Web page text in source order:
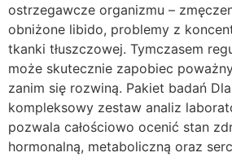
ostrzegawcze organizmu –
obniżone libido, problemy z
tkanki tłuszczowej. Tymczasem
może skutecznie zapobiec
zanim się rozwiną. Pakiet badań
kompleksowy zestaw analiz
pozwala całościowo ocenić stan
hormonalną, metaboliczną oraz